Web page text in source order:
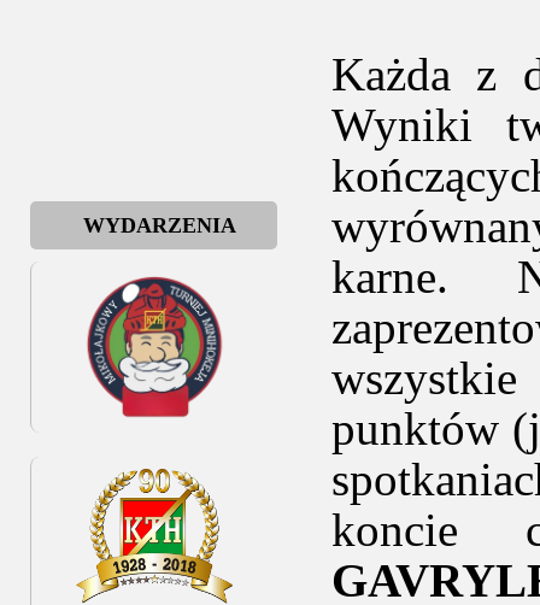
WYDARZENIA
Każda z
Wyniki
karne.
punktów
koncie